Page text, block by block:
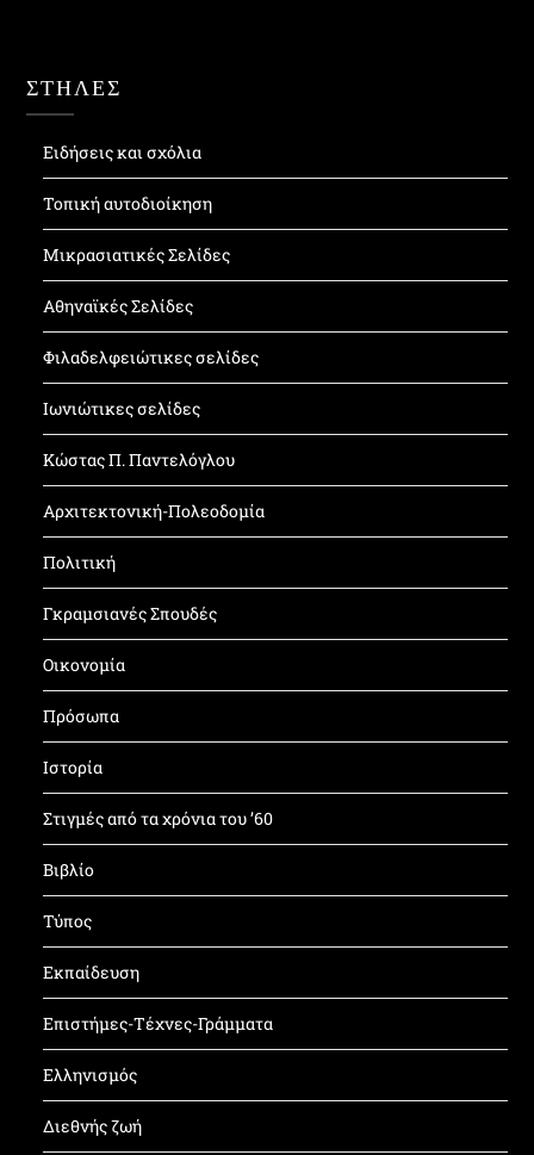
ΣΤΗΛΕΣ
Ειδήσεις και σχόλια
Τοπική αυτοδιοίκηση
Μικρασιατικές Σελίδες
Αθηναϊκές Σελίδες
Φιλαδελφειώτικες σελίδες
Ιωνιώτικες σελίδες
Κώστας Π. Παντελόγλου
Αρχιτεκτονική-Πολεοδομία
Πολιτική
Γκραμσιανές Σπουδές
Οικονομία
Πρόσωπα
Ιστορία
Στιγμές από τα χρόνια του ’60
Βιβλίο
Τύπος
Εκπαίδευση
Επιστήμες-Τέχνες-Γράμματα
Ελληνισμός
Διεθνής ζωή